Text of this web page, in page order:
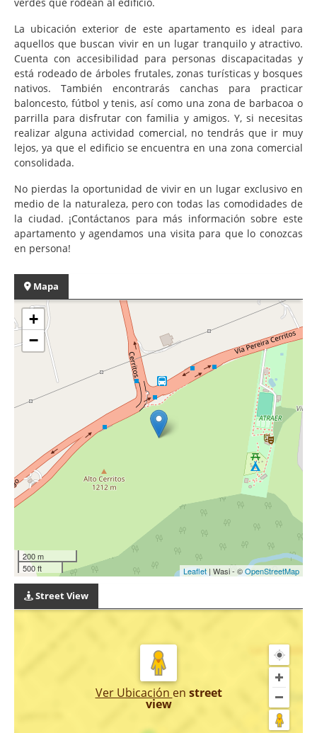
La ubicación exterior de este apartamento es ideal para
aquellos que buscan vivir en un lugar tranquilo y atractivo.
Cuenta con accesibilidad para personas discapacitadas y
está rodeado de árboles frutales, zonas turísticas y bosques
nativos. También encontrarás canchas para practicar
baloncesto, fútbol y tenis, así como una zona de barbacoa o
parrilla para disfrutar con familia y amigos. Y, si necesitas
realizar alguna actividad comercial, no tendrás que ir muy
lejos, ya que el edificio se encuentra en una zona comercial
consolidada.
No pierdas la oportunidad de vivir en un lugar exclusivo en
medio de la naturaleza, pero con todas las comodidades de
la ciudad. ¡Contáctanos para más información sobre este
apartamento y agendamos una visita para que lo conozcas
en persona!
Mapa
+
−
200 m
500 ft
Leaflet | Wasi - ©OpenStreetMap
Street View
Ver Ubicación en street
view